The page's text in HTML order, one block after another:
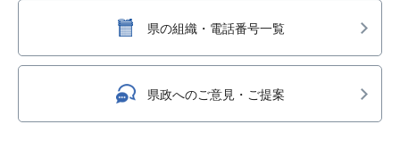
県の組織・電話番号一覧
県政へのご意見・ご提案